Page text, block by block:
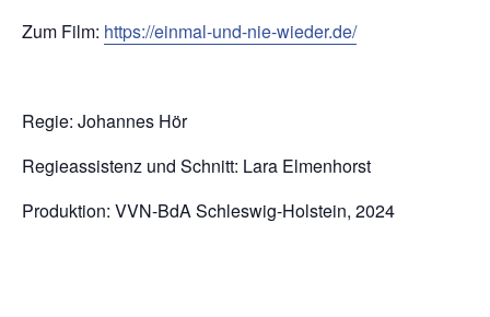
Zum Film: https://einmal-und-nie-wieder.de/
Regie: Johannes Hör
Regieassistenz und Schnitt: Lara Elmenhorst
Produktion: VVN-BdA Schleswig-Holstein, 2024